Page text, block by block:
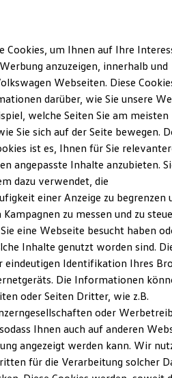
ID. Modelle
im Winter
Lebensdauer
6
Versionen und Updates
zu Ihrem ID.
(Impressum & Rechtliches)
Das
-
Gebrauchtwagen-
Zertifizierter
an unsere Kunden
prüfen wir den Zustand
Cookies, um Ihnen auf Ihre
anzuzeigen, innerhalb und
Webseiten. Diese
darüber, wie Sie unsere
welche Seiten Sie am meisten
Sie sich auf der Seite bewegen.
ist es, Ihnen für Sie
angepasste Inhalte anzubieten.
dazu verwendet, die
einer Anzeige zu begrenzen
zu messen und zu
eine Webseite besucht haben
Inhalte genutzt worden sind.
eindeutigen Identifikation Ihres
Die Informationen
oder Seiten Dritter, wie z.B.
oder
Ihnen auch auf anderen
angezeigt werden kann. Wir
für die Verarbeitung solcher